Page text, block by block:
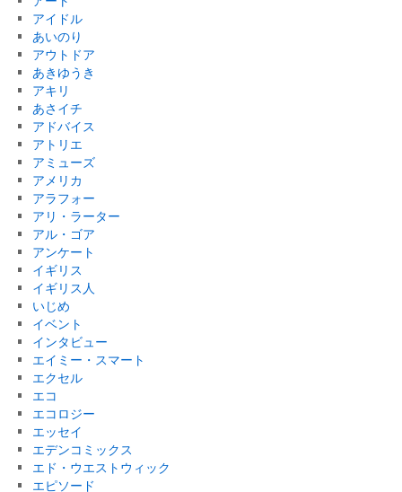
アイドル
あいのり
アウトドア
あきゆうき
アキリ
あさイチ
アドバイス
アトリエ
アミューズ
アメリカ
アラフォー
アリ・ラーター
アル・ゴア
アンケート
イギリス
イギリス人
いじめ
イベント
インタビュー
エイミー・スマート
エクセル
エコ
エコロジー
エッセイ
エデンコミックス
エド・ウエストウィック
エピソード